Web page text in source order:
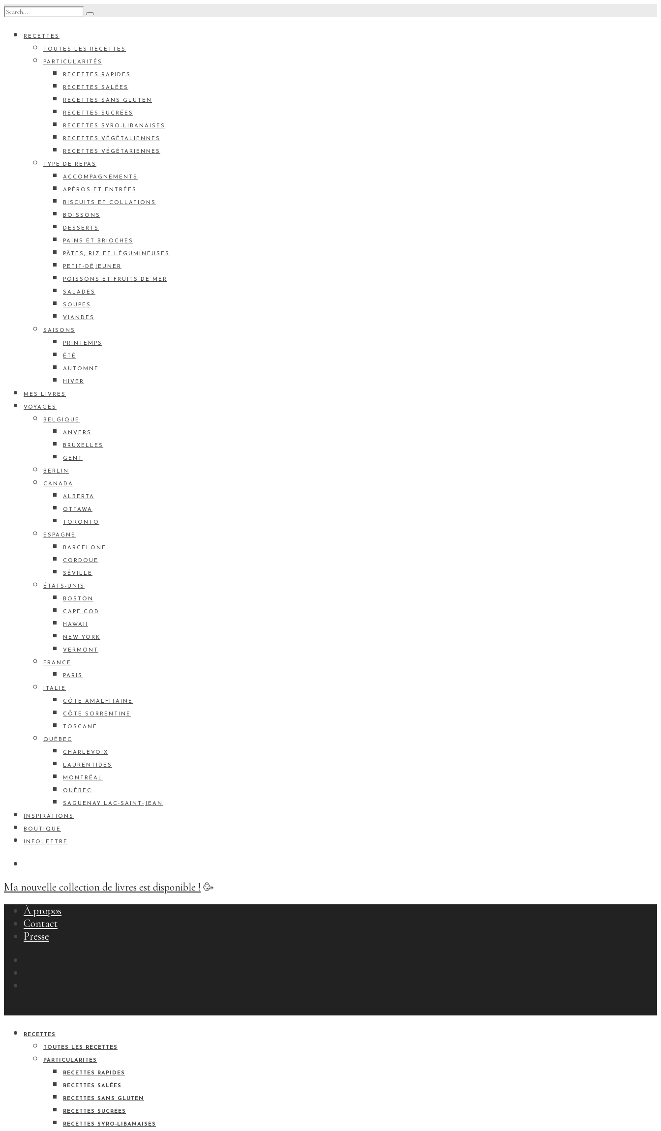
RECETTES
TOUTES LES RECETTES
PARTICULARITÉS
RECETTES RAPIDES
RECETTES SALÉES
RECETTES SANS GLUTEN
RECETTES SUCRÉES
RECETTES SYRO-LIBANAISES
RECETTES VÉGÉTALIENNES
RECETTES VÉGÉTARIENNES
TYPE DE REPAS
ACCOMPAGNEMENTS
APÉROS ET ENTRÉES
BISCUITS ET COLLATIONS
BOISSONS
DESSERTS
PAINS ET BRIOCHES
PÂTES, RIZ ET LÉGUMINEUSES
PETIT-DÉJEUNER
POISSONS ET FRUITS DE MER
SALADES
SOUPES
VIANDES
SAISONS
PRINTEMPS
ÉTÉ
AUTOMNE
HIVER
MES LIVRES
VOYAGES
BELGIQUE
ANVERS
BRUXELLES
GENT
BERLIN
CANADA
ALBERTA
OTTAWA
TORONTO
ESPAGNE
BARCELONE
CORDOUE
SÉVILLE
ÉTATS-UNIS
BOSTON
CAPE COD
HAWAII
NEW YORK
VERMONT
FRANCE
PARIS
ITALIE
CÔTE AMALFITAINE
CÔTE SORRENTINE
TOSCANE
QUÉBEC
CHARLEVOIX
LAURENTIDES
MONTRÉAL
QUÉBEC
SAGUENAY LAC-SAINT-JEAN
INSPIRATIONS
BOUTIQUE
INFOLETTRE
Ma nouvelle collection de livres est disponible ! 🥳
À propos
Contact
Presse
RECETTES
TOUTES LES RECETTES
PARTICULARITÉS
RECETTES RAPIDES
RECETTES SALÉES
RECETTES SANS GLUTEN
RECETTES SUCRÉES
RECETTES SYRO-LIBANAISES